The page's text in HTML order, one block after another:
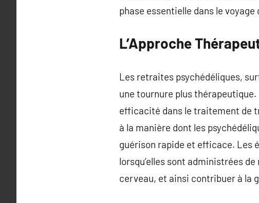
phase essentielle dans le voyage
L’Approche
Les retraites psychédéliques,
une tournure plus thérapeutique.
efficacité dans le traitement de
à la manière dont les
guérison rapide et efficace. Les
lorsqu’elles sont administrées
cerveau, et ainsi contribuer à la